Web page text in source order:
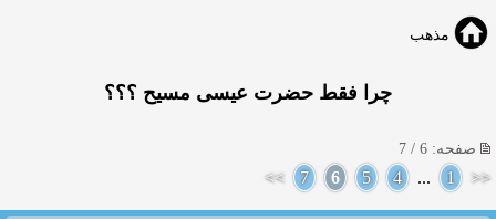
مذهب
چرا فقط حضرت عیسی مسیح ؟؟؟
صفحه: 6 / 7
<<
1
...
4
5
6
7
>>